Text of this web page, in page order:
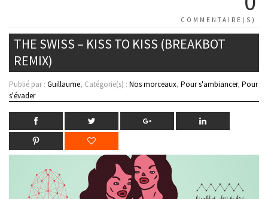
COMMENTAIRE(S)
THE SWISS – KISS TO KISS (BREAKBOT
REMIX)
Publié par : Guillaume, Catégorie(s) : Nos morceaux, Pour s'ambiancer, Pour
s'évader